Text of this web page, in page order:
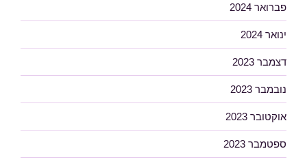
פברואר 2024
ינואר 2024
דצמבר 2023
נובמבר 2023
אוקטובר 2023
ספטמבר 2023